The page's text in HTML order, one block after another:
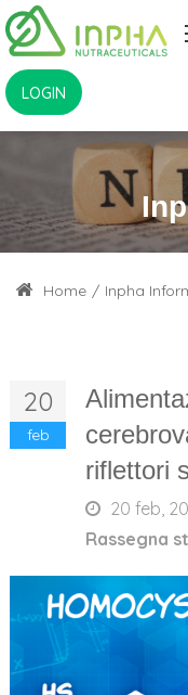
LOGIN
Home / Inpha
20
feb
riflettori
20 feb,
Rassegna